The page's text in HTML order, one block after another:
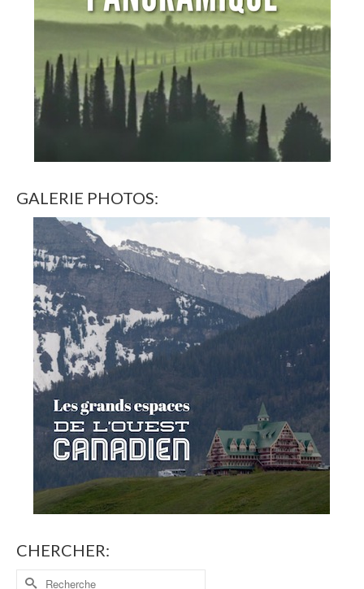
GALERIE PHOTOS:
CHERCHER: